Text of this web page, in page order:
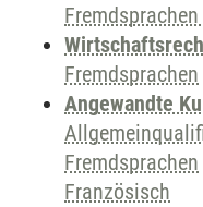
Fremdsprachen
Angewandte
Fremdsprachen
Französisch